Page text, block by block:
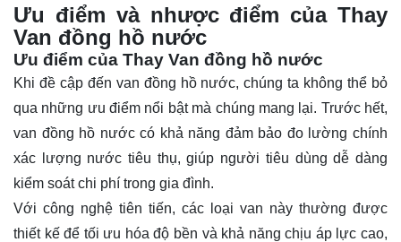
Ưu điểm và nhược điểm của Thay
Van đồng hồ nước
Ưu điểm của Thay Van đồng hồ nước
Khi đề cập đến van đồng hồ nước, chúng ta không thể bỏ
qua những ưu điểm nổi bật mà chúng mang lại. Trước hết,
van đồng hồ nước có khả năng đảm bảo đo lường chính
xác lượng nước tiêu thụ, giúp người tiêu dùng dễ dàng
kiểm soát chi phí trong gia đình.
Với công nghệ tiên tiến, các loại van này thường được
thiết kế để tối ưu hóa độ bền và khả năng chịu áp lực cao,